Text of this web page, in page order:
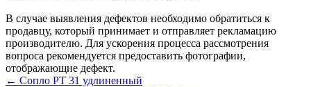
В случае выявления дефектов необходимо обратиться к
продавцу, который принимает и отправляет рекламацию
производителю. Для ускорения процесса рассмотрения
вопроса рекомендуется предоставить фотографии,
отображающие дефект.
← Сопло РТ 31 удлиненный